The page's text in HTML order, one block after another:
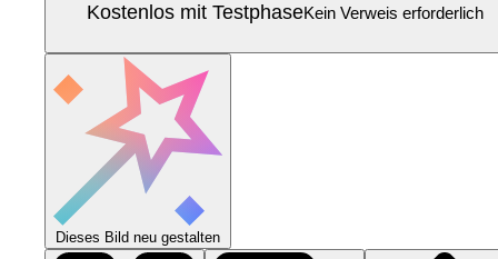
Kostenlos mit TestphaseKein Verweis erforderlich
Dieses Bild neu gestalten